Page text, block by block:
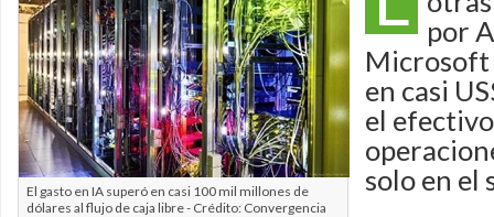
El gasto en IA superó en casi 100 mil millones de
dólares al flujo de caja libre - Crédito: Convergencia
por
Microsoft
en casi
el
solo en el